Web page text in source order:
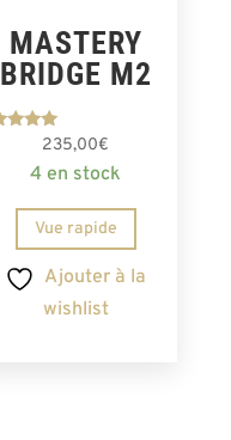
MASTERY
BRIDGE M2
sur 5
235,00€
4 en stock
Vue rapide
Ajouter à la
wishlist